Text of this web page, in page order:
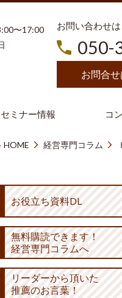
〜17:00
お問い合わせ
050-
お問合
セミナー情報 コ
HOME 経営専門コラム
お役立ち資料DL
無料購読できます！
経営専門コラムへ
リーダーから頂いた
推薦のお言葉！